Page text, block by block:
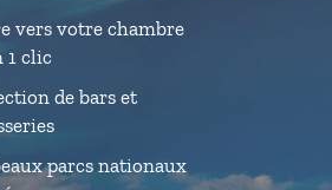
vers votre chambre
1 clic
de bars et
parcs nationaux